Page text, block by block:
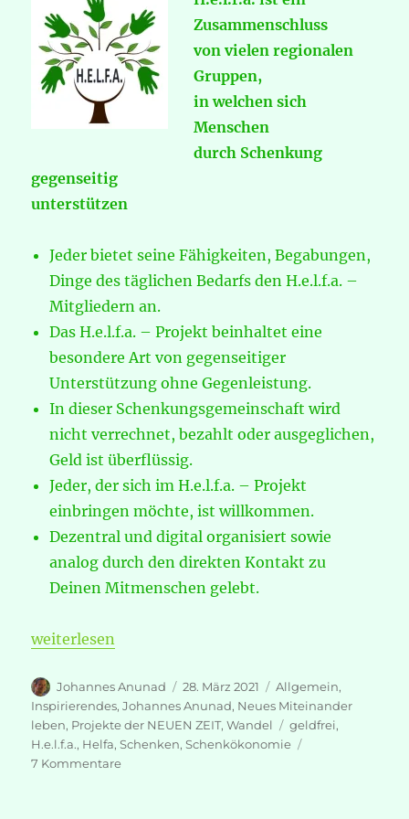
Zusammenschluss
von vielen regionalen
Gruppen,
in welchen sich
Menschen
durch Schenkung
gegenseitig
unterstützen
Jeder bietet seine Fähigkeiten, Begabungen,
Dinge des täglichen Bedarfs den H.e.l.f.a. –
Mitgliedern an.
Das H.e.l.f.a. – Projekt beinhaltet eine
besondere Art von gegenseitiger
Unterstützung ohne Gegenleistung.
In dieser Schenkungsgemeinschaft wird
nicht verrechnet, bezahlt oder ausgeglichen,
Geld ist überflüssig.
Jeder, der sich im H.e.l.f.a. – Projekt
einbringen möchte, ist willkommen.
Dezentral und digital organisiert sowie
analog durch den direkten Kontakt zu
Deinen Mitmenschen gelebt.
„H.e.l.f.a. – eine neuzeitliche Idee verbreitet sich!“
weiterlesen
Autor
Johannes Anunad
Veröffentlicht
am
28. März 2021 Kategorien
Allgemein,
Inspirierendes,Johannes Anunad, Neues Miteinander
leben, Projekte der NEUEN ZEIT,Wandel Schlagwörter
geldfrei,
H.e.l.f.a., Helfa,Schenken,Schenkökonomie
7 Kommentarezu